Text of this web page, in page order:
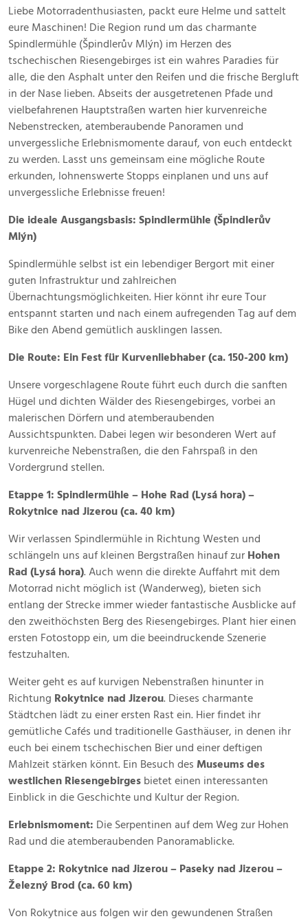
Juni
2025
Liebe Motorradenthusiasten, packt eure Helme und sattelt
eure Maschinen! Die Region rund um das charmante
Spindlermühle (Špindlerův Mlýn) im Herzen des
tschechischen Riesengebirges ist ein wahres Paradies für
alle, die den Asphalt unter den Reifen und die frische Bergluft
in der Nase lieben. Abseits der ausgetretenen Pfade und
vielbefahrenen Hauptstraßen warten hier kurvenreiche
Nebenstrecken, atemberaubende Panoramen und
unvergessliche Erlebnismomente darauf, von euch entdeckt
zu werden. Lasst uns gemeinsam eine mögliche Route
erkunden, lohnenswerte Stopps einplanen und uns auf
unvergessliche Erlebnisse freuen!
Die ideale Ausgangsbasis: Spindlermühle (Špindlerův
Mlýn)
Spindlermühle selbst ist ein lebendiger Bergort mit einer
guten Infrastruktur und zahlreichen
Übernachtungsmöglichkeiten. Hier könnt ihr eure Tour
entspannt starten und nach einem aufregenden Tag auf dem
Bike den Abend gemütlich ausklingen lassen.
Die Route: Ein Fest für Kurvenliebhaber (ca. 150-200 km)
Unsere vorgeschlagene Route führt euch durch die sanften
Hügel und dichten Wälder des Riesengebirges, vorbei an
malerischen Dörfern und atemberaubenden
Aussichtspunkten. Dabei legen wir besonderen Wert auf
kurvenreiche Nebenstraßen, die den Fahrspaß in den
Vordergrund stellen.
Etappe 1: Spindlermühle – Hohe Rad (Lysá hora) –
Rokytnice nad Jizerou (ca. 40 km)
Wir verlassen Spindlermühle in Richtung Westen und
schlängeln uns auf kleinen Bergstraßen hinauf zur Hohen
Rad (Lysá hora). Auch wenn die direkte Auffahrt mit dem
Motorrad nicht möglich ist (Wanderweg), bieten sich
entlang der Strecke immer wieder fantastische Ausblicke auf
den zweithöchsten Berg des Riesengebirges. Plant hier einen
ersten Fotostopp ein, um die beeindruckende Szenerie
festzuhalten.
Weiter geht es auf kurvigen Nebenstraßen hinunter in
Richtung Rokytnice nad Jizerou. Dieses charmante
Städtchen lädt zu einer ersten Rast ein. Hier findet ihr
gemütliche Cafés und traditionelle Gasthäuser, in denen ihr
euch bei einem tschechischen Bier und einer deftigen
Mahlzeit stärken könnt. Ein Besuch des Museums des
westlichen Riesengebirges bietet einen interessanten
Einblick in die Geschichte und Kultur der Region.
Erlebnismoment: Die Serpentinen auf dem Weg zur Hohen
Rad und die atemberaubenden Panoramablicke.
Etappe 2: Rokytnice nad Jizerou – Paseky nad Jizerou –
Železný Brod (ca. 60 km)
Von Rokytnice aus folgen wir den gewundenen Straßen